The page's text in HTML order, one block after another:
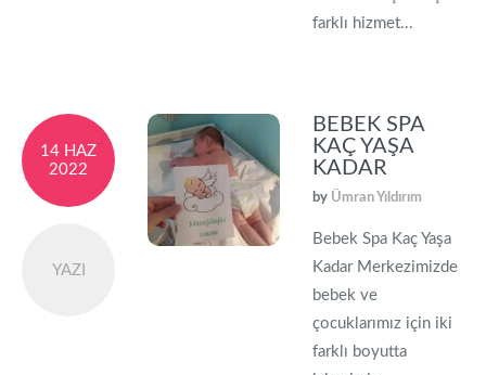
farklı hizmet...
14 HAZ
2022
YAZI
BEBEK SPA
KAÇ YAŞA
KADAR
by Ümran Yıldırım
Bebek Spa Kaç Yaşa
Kadar Merkezimizde
bebek ve
çocuklarımız için iki
farklı boyutta